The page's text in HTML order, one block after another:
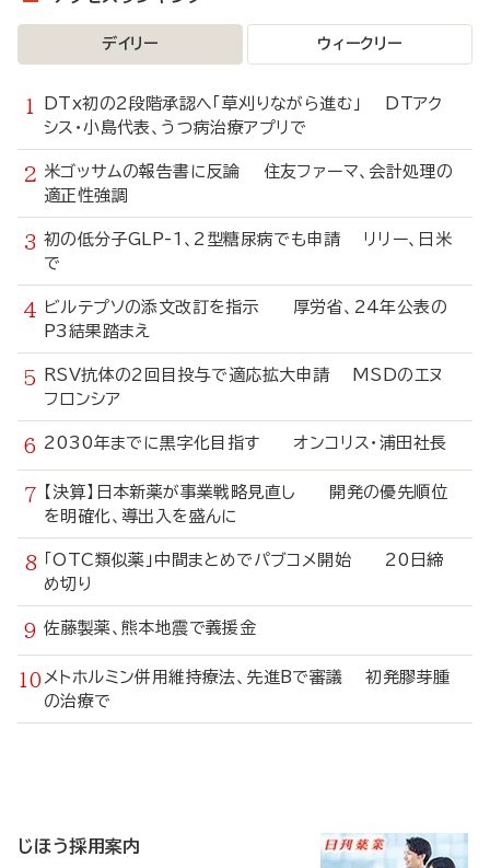
デイリー ウィークリー
DTx初の2段階承認へ「草刈りながら進む」 DTアク
シス・小島代表、うつ病治療アプリで
米ゴッサムの報告書に反論 住友ファーマ、会計処理の
適正性強調
初の低分子GLP-1、2型糖尿病でも申請 リリー、日米
で
ビルテプソの添文改訂を指示 厚労省、24年公表の
P3結果踏まえ
RSV抗体の2回目投与で適応拡大申請 MSDのエヌ
フロンシア
2030年までに黒字化目指す オンコリス・浦田社長
【決算】日本新薬が事業戦略見直し 開発の優先順位
を明確化、導出入を盛んに
「OTC類似薬」中間まとめでパブコメ開始 20日締
め切り
佐藤製薬、熊本地震で義援金
メトホルミン併用維持療法、先進Bで審議 初発膠芽腫
の治療で
じほう採用案内